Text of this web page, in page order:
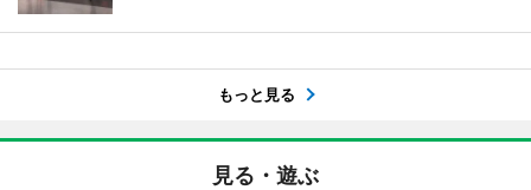
もっと見る
見る・遊ぶ